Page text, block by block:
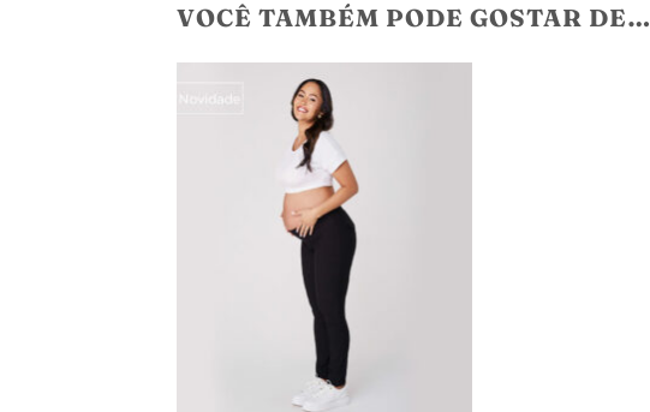
VOCÊ TAMBÉM PODE GOSTAR DE…